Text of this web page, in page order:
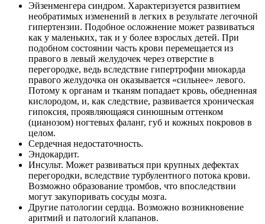
Эйзенменгера синдром. Характеризуется развитием
необратимых изменений в легких в результате легочной
гипертензии. Подобное осложнение может развиваться
как у маленьких, так и у более взрослых детей. При
подобном состоянии часть крови перемещается из
правого в левый желудочек через отверстие в
перегородке, ведь вследствие гипертрофии миокарда
правого желудочка он оказывается «сильнее» левого.
Потому к органам и тканям попадает кровь, обедненная
кислородом, и, как следствие, развивается хроническая
гипоксия, проявляющаяся синюшным оттенком
(цианозом) ногтевых фаланг, губ и кожных покровов в
целом.
Сердечная недостаточность.
Эндокардит.
Инсульт. Может развиваться при крупных дефектах
перегородки, вследствие турбулентного потока крови.
Возможно образование тромбов, что впоследствии
могут закупоривать сосуды мозга.
Другие патологии сердца. Возможно возникновение
аритмий и патологий клапанов.